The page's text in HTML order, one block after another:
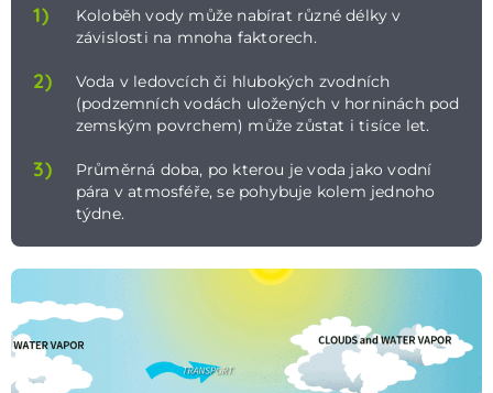
1)
Koloběh vody může nabírat různé délky v
závislosti na mnoha faktorech.
2)
Voda v ledovcích či hlubokých zvodních
(podzemních vodách uložených v horninách pod
zemským povrchem) může zůstat i tisíce let.
3)
Průměrná doba, po kterou je voda jako vodní
pára v atmosféře, se pohybuje kolem jednoho
týdne.